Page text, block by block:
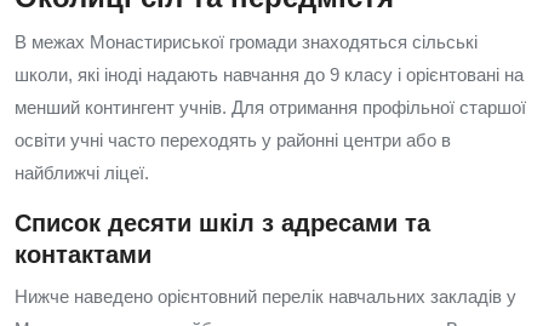
В межах Монастириської громади знаходяться сільські
школи, які іноді надають навчання до 9 класу і орієнтовані на
менший контингент учнів. Для отримання профільної старшої
освіти учні часто переходять у районні центри або в
найближчі ліцеї.
Список десяти шкіл з адресами та
контактами
Нижче наведено орієнтовний перелік навчальних закладів у